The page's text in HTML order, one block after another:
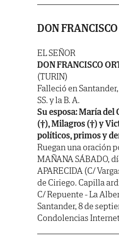
DON
EL SEÑOR
DON FRANCISCO
(TURIN)
Falleció en
SS. y la B. A.
Su esposa: María
(†), Milagros (†) y
políticos, primos y
Ruegan una oración
MAÑANA SÁBADO,
APARECIDA (C/
de Ciriego. Capilla
C/ Repuente - La
Santander, 8 de
Condolencias